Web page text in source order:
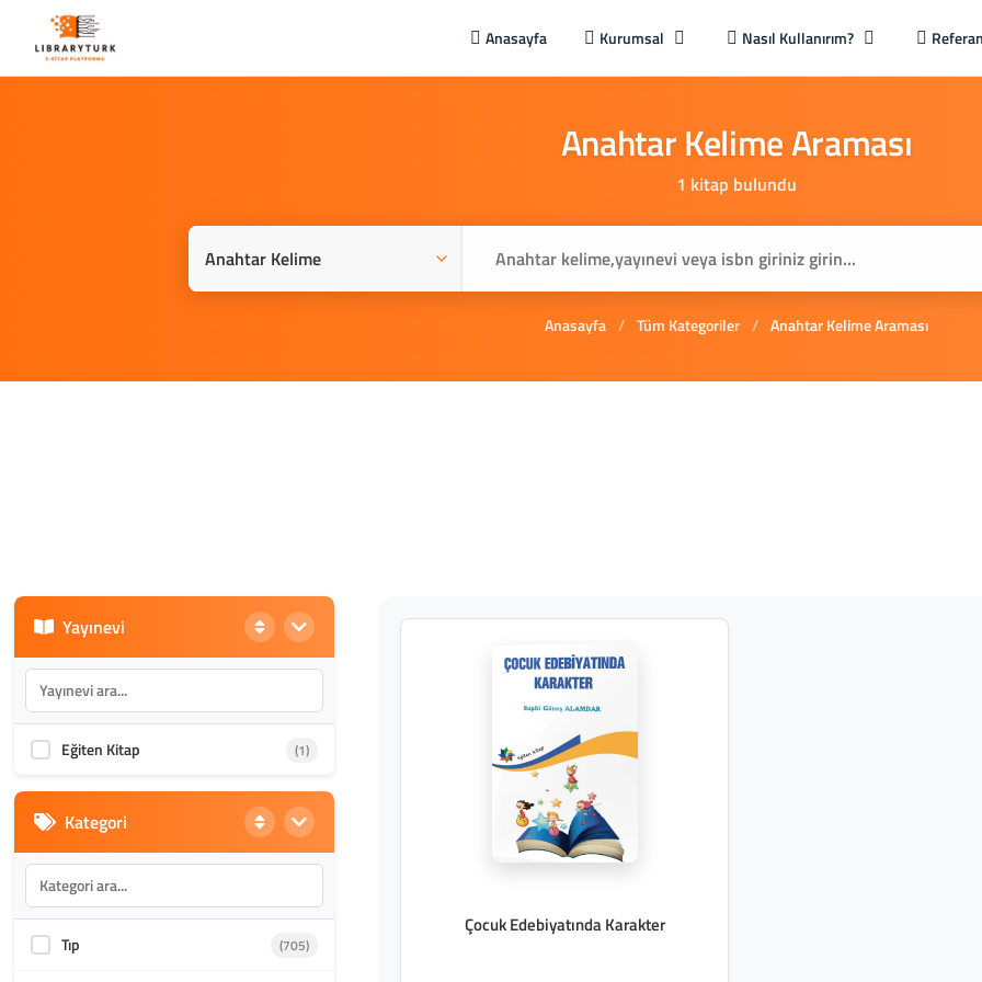
Anasayfa Kurumsal Nasıl Kullanırım?
AnahtarKelimeAraması
1 kitap bulundu
Anasayfa / Tüm Kategoriler / Anahtar Kelime Araması
Yayınevi
Eğiten Kitap (1)
Kategori
Tıp (705)
Çocuk Edebiyatında Karakter